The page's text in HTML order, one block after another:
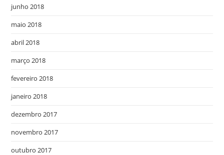
junho 2018
maio 2018
abril 2018
março 2018
fevereiro 2018
janeiro 2018
dezembro 2017
novembro 2017
outubro 2017